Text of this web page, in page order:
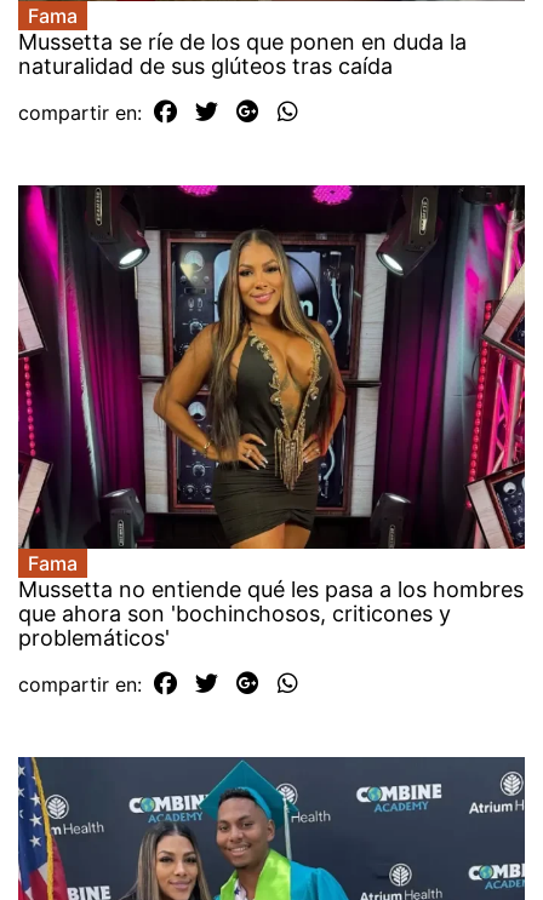
Fama
Mussetta se ríe de los que ponen en duda la
naturalidad de sus glúteos tras caída
compartir en:
Fama
Mussetta no entiende qué les pasa a los hombres
que ahora son 'bochinchosos, criticones y
problemáticos'
compartir en: